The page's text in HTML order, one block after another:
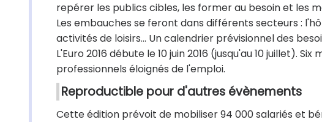
repérer les publics cibles, les former au besoin et les
Les embauches se feront dans différents secteurs :
activités de loisirs… Un calendrier prévisionnel des
L'Euro 2016 débute le 10 juin 2016 (jusqu'au 10 juillet).
professionnels éloignés de l'emploi.
Reproductible pour d'autres évènements
Cette édition prévoit de mobiliser 94 000 salariés et